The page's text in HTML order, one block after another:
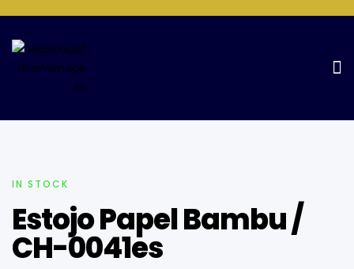
Home Page
IN STOCK
Estojo Papel Bambu /
CH-0041es